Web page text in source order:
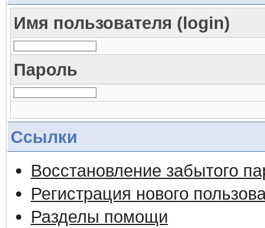
Имя пользователя (login)
Пароль
Ссылки
Восстановление забытого
Регистрация нового
Разделы помощи